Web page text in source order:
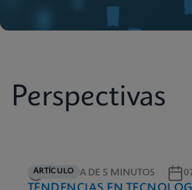
Perspectivas
ARTÍCULO
LECTURA DE 5 MINUTOS